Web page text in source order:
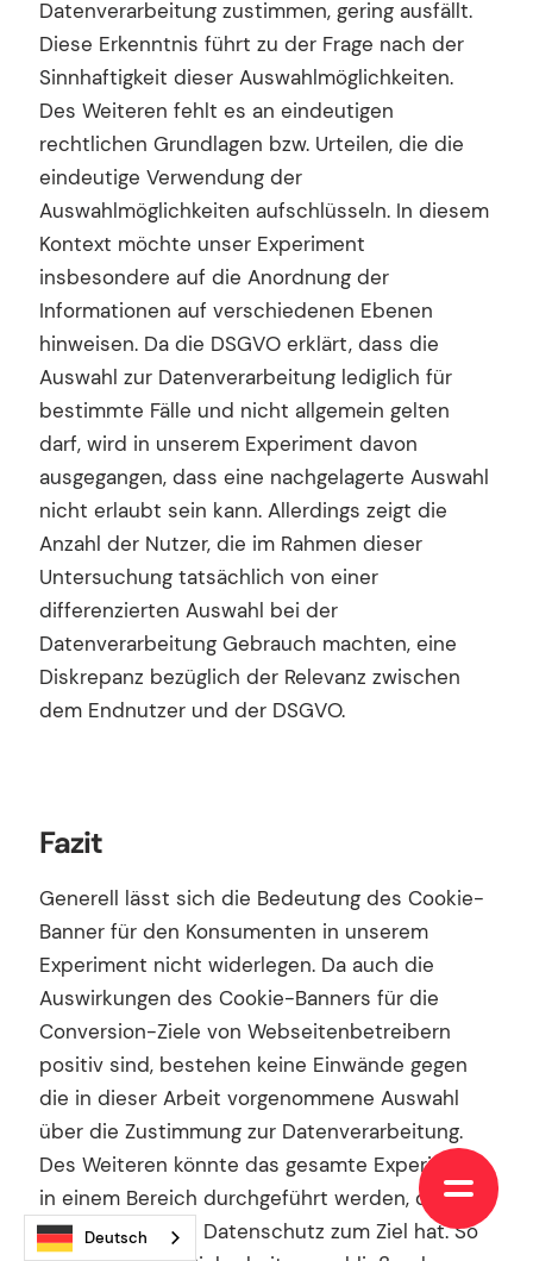
Datenverarbeitung zustimmen, gering ausfällt.
Diese Erkenntnis führt zu der Frage nach der
Sinnhaftigkeit dieser Auswahlmöglichkeiten.
Des Weiteren fehlt es an eindeutigen
rechtlichen Grundlagen bzw. Urteilen, die die
eindeutige Verwendung der
Auswahlmöglichkeiten aufschlüsseln. In diesem
Kontext möchte unser Experiment
insbesondere auf die Anordnung der
Informationen auf verschiedenen Ebenen
hinweisen. Da die DSGVO erklärt, dass die
Auswahl zur Datenverarbeitung lediglich für
bestimmte Fälle und nicht allgemein gelten
darf, wird in unserem Experiment davon
ausgegangen, dass eine nachgelagerte Auswahl
nicht erlaubt sein kann. Allerdings zeigt die
Anzahl der Nutzer, die im Rahmen dieser
Untersuchung tatsächlich von einer
differenzierten Auswahl bei der
Datenverarbeitung Gebrauch machten, eine
Diskrepanz bezüglich der Relevanz zwischen
dem Endnutzer und der DSGVO.
Fazit
Generell lässt sich die Bedeutung des Cookie-
Banner für den Konsumenten in unserem
Experiment nicht widerlegen. Da auch die
Auswirkungen des Cookie-Banners für die
Conversion-Ziele von Webseitenbetreibern
positiv sind, bestehen keine Einwände gegen
die in dieser Arbeit vorgenommene Auswahl
über die Zustimmung zur Datenverarbeitung.
Des Weiteren könnte das gesamte Experiment
in einem Bereich durchgeführt werden, der
nicht primär den Datenschutz zum Ziel hat. So
Deutsch